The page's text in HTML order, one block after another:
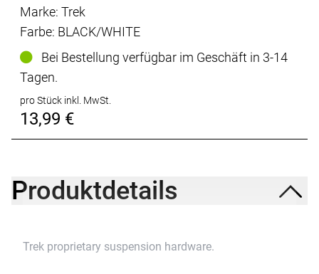
Marke: Trek
Farbe: BLACK/WHITE
Bei Bestellung verfügbar im Geschäft in 3-14
Tagen.
pro Stück inkl. MwSt.
13,99 €
Produktdetails
Trek proprietary suspension hardware.